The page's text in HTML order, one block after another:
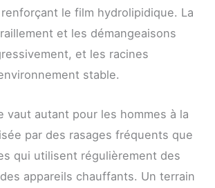
le film hydrolipidique. La
et les démangeaisons
et les racines
stable.
vaut autant pour les hommes à la
par des rasages fréquents que
qui utilisent régulièrement des
appareils chauffants. Un terrain